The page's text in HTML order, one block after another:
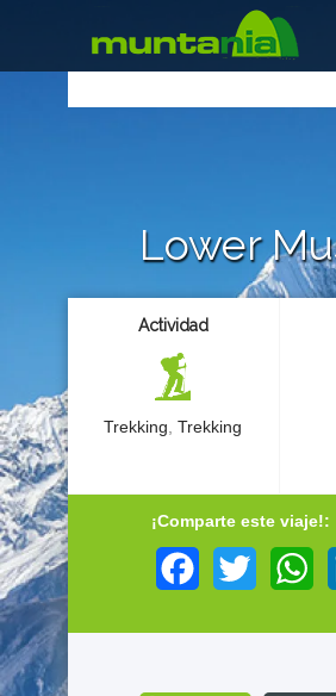
Lower
Actividad
Trekking ,Trekking
¡Comparte este viaje!:
FacebookTwitter